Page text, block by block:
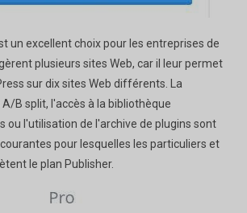
un excellent choix pour les entreprises de
plusieurs sites Web, car il leur permet
sur dix sites Web différents. La
B split, l'accès à la bibliothèque
ou l'utilisation de l'archive de plugins sont
pour lesquelles les particuliers et
le plan Publisher.